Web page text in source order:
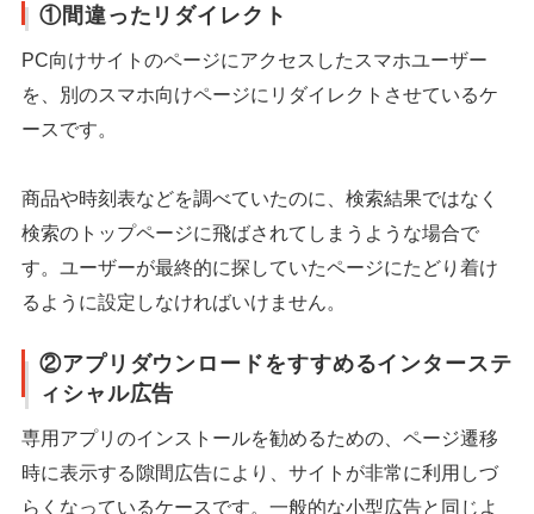
①間違ったリダイレクト
PC向けサイトのページにアクセスしたスマホユーザー
を、別のスマホ向けページにリダイレクトさせているケ
ースです。
商品や時刻表などを調べていたのに、検索結果ではなく
検索のトップページに飛ばされてしまうような場合で
す。ユーザーが最終的に探していたページにたどり着け
るように設定しなければいけません。
②アプリダウンロードをすすめるインターステ
ィシャル広告
専用アプリのインストールを勧めるための、ページ遷移
時に表示する隙間広告により、サイトが非常に利用しづ
らくなっているケースです。一般的な小型広告と同じよ